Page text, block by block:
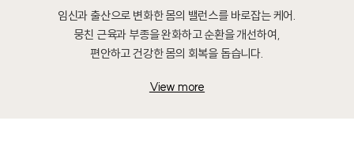
임신과 출산으로 변화한 몸의 밸런스를 바로잡는 케어.
뭉친 근육과 부종을 완화하고 순환을 개선하여,
편안하고 건강한 몸의 회복을 돕습니다.
View more